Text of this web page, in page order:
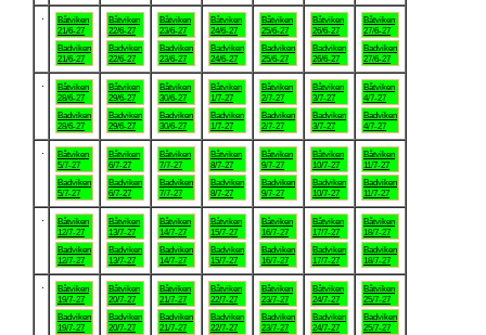
Båtviken
21/6-27
Badviken
21/6-27
Båtviken
22/6-27
Badviken
22/6-27
Båtviken
23/6-27
Badviken
23/6-27
Båtviken
24/6-27
Badviken
24/6-27
Båtviken
25/6-27
Badviken
25/6-27
Båtviken
26/6-27
Badviken
26/6-27
Båtviken
27/6-27
Badviken
27/6-27
Båtviken
28/6-27
Badviken
28/6-27
Båtviken
29/6-27
Badviken
29/6-27
Båtviken
30/6-27
Badviken
30/6-27
Båtviken
1/7-27
Badviken
1/7-27
Båtviken
2/7-27
Badviken
2/7-27
Båtviken
3/7-27
Badviken
3/7-27
Båtviken
4/7-27
Badviken
4/7-27
Båtviken
5/7-27
Badviken
5/7-27
Båtviken
6/7-27
Badviken
6/7-27
Båtviken
7/7-27
Badviken
7/7-27
Båtviken
8/7-27
Badviken
8/7-27
Båtviken
9/7-27
Badviken
9/7-27
Båtviken
10/7-27
Badviken
10/7-27
Båtviken
11/7-27
Badviken
11/7-27
Båtviken
12/7-27
Badviken
12/7-27
Båtviken
13/7-27
Badviken
13/7-27
Båtviken
14/7-27
Badviken
14/7-27
Båtviken
15/7-27
Badviken
15/7-27
Båtviken
16/7-27
Badviken
16/7-27
Båtviken
17/7-27
Badviken
17/7-27
Båtviken
18/7-27
Badviken
18/7-27
Båtviken
19/7-27
Badviken
19/7-27
Båtviken
20/7-27
Badviken
20/7-27
Båtviken
21/7-27
Badviken
21/7-27
Båtviken
22/7-27
Badviken
22/7-27
Båtviken
23/7-27
Badviken
23/7-27
Båtviken
24/7-27
Badviken
24/7-27
Båtviken
25/7-27
Badviken
25/7-27